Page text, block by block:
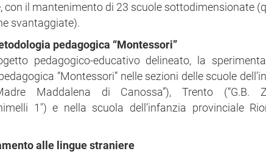
con il mantenimento di 23 scuole sottodimensionate
svantaggiate).
pedagogica “Montessori”
pedagogico-educativo delineato, la
“Montessori” nelle sezioni delle scuole
Maddalena di Canossa”), Trento (“G.B.
1") e nella scuola dell’infanzia provinciale
alle lingue straniere